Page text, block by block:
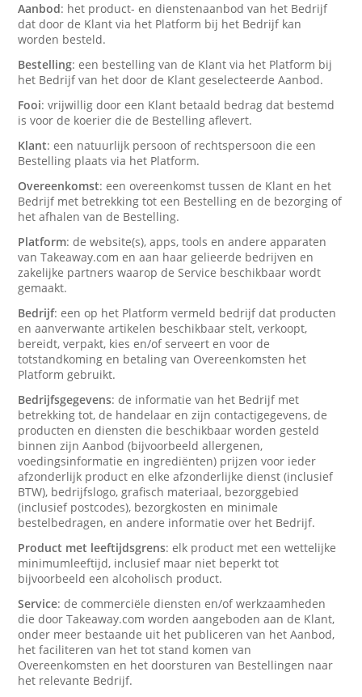
Aanbod: het product- en dienstenaanbod van het Bedrijf
dat door de Klant via het Platform bij het Bedrijf kan
worden besteld.
Bestelling: een bestelling van de Klant via het Platform bij
het Bedrijf van het door de Klant geselecteerde Aanbod.
Fooi: vrijwillig door een Klant betaald bedrag dat bestemd
is voor de koerier die de Bestelling aflevert.
Klant: een natuurlijk persoon of rechtspersoon die een
Bestelling plaats via het Platform.
Overeenkomst: een overeenkomst tussen de Klant en het
Bedrijf met betrekking tot een Bestelling en de bezorging of
het afhalen van de Bestelling.
Platform: de website(s), apps, tools en andere apparaten
van Takeaway.com en aan haar gelieerde bedrijven en
zakelijke partners waarop de Service beschikbaar wordt
gemaakt.
Bedrijf: een op het Platform vermeld bedrijf dat producten
en aanverwante artikelen beschikbaar stelt, verkoopt,
bereidt, verpakt, kies en/of serveert en voor de
totstandkoming en betaling van Overeenkomsten het
Platform gebruikt.
Bedrijfsgegevens: de informatie van het Bedrijf met
betrekking tot, de handelaar en zijn contactigegevens, de
producten en diensten die beschikbaar worden gesteld
binnen zijn Aanbod (bijvoorbeeld allergenen,
voedingsinformatie en ingrediënten) prijzen voor ieder
afzonderlijk product en elke afzonderlijke dienst (inclusief
BTW), bedrijfslogo, grafisch materiaal, bezorggebied
(inclusief postcodes), bezorgkosten en minimale
bestelbedragen, en andere informatie over het Bedrijf.
Product met leeftijdsgrens: elk product met een wettelijke
minimumleeftijd, inclusief maar niet beperkt tot
bijvoorbeeld een alcoholisch product.
Service: de commerciële diensten en/of werkzaamheden
die door Takeaway.com worden aangeboden aan de Klant,
onder meer bestaande uit het publiceren van het Aanbod,
het faciliteren van het tot stand komen van
Overeenkomsten en het doorsturen van Bestellingen naar
het relevante Bedrijf.